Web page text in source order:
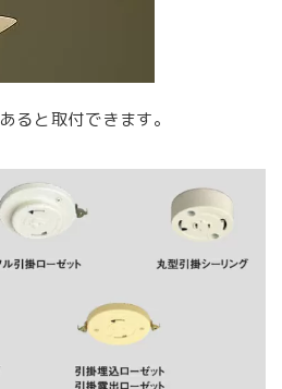
ると取付できます。